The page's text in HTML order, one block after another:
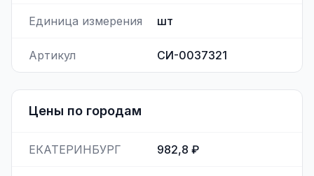
Единица измерения шт
Артикул СИ-0037321
Цены по городам
ЕКАТЕРИНБУРГ 982,8 ₽